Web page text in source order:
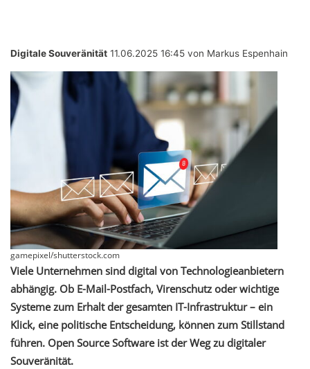
Digitale Souveränität 11.06.2025 16:45 von Markus Espenhain
gamepixel/shutterstock.com
Viele Unternehmen sind digital von Technologieanbietern
abhängig. Ob E-Mail-Postfach, Virenschutz oder wichtige
Systeme zum Erhalt der gesamten IT-Infrastruktur – ein
Klick, eine politische Entscheidung, können zum Stillstand
führen. Open Source Software ist der Weg zu digitaler
Souveränität.